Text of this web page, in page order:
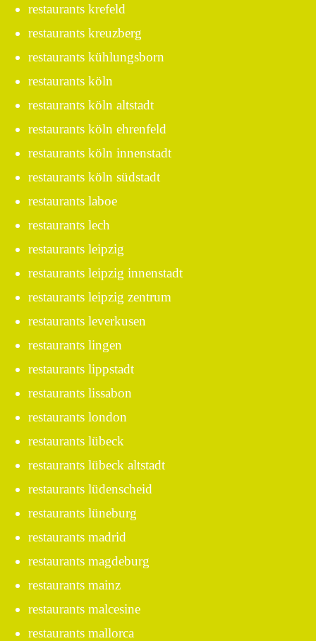
restaurants krefeld
restaurants kreuzberg
restaurants kühlungsborn
restaurants köln
restaurants köln altstadt
restaurants köln ehrenfeld
restaurants köln innenstadt
restaurants köln südstadt
restaurants laboe
restaurants lech
restaurants leipzig
restaurants leipzig innenstadt
restaurants leipzig zentrum
restaurants leverkusen
restaurants lingen
restaurants lippstadt
restaurants lissabon
restaurants london
restaurants lübeck
restaurants lübeck altstadt
restaurants lüdenscheid
restaurants lüneburg
restaurants madrid
restaurants magdeburg
restaurants mainz
restaurants malcesine
restaurants mallorca